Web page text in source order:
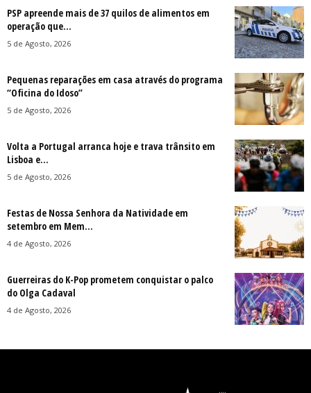
PSP apreende mais de 37 quilos de alimentos em
operação que...
5 de Agosto, 2026
Pequenas reparações em casa através do programa
“Oficina do Idoso”
5 de Agosto, 2026
Volta a Portugal arranca hoje e trava trânsito em
Lisboa e...
5 de Agosto, 2026
Festas de Nossa Senhora da Natividade em
setembro em Mem...
4 de Agosto, 2026
Guerreiras do K-Pop prometem conquistar o palco
do Olga Cadaval
4 de Agosto, 2026